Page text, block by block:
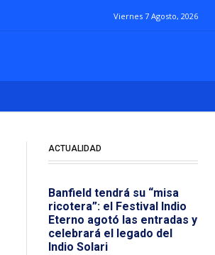
Viernes 7 Agosto, 2026
ACTUALIDAD
Banfield tendrá su “misa
ricotera”: el Festival Indio
Eterno agotó las entradas y
celebrará el legado del
Indio Solari